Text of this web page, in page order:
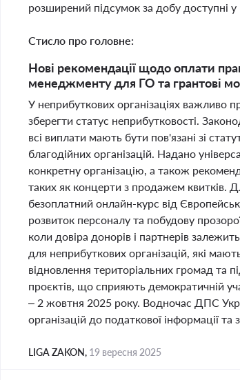
розширений підсумок за добу доступні у
Стисло про головне:
Нові рекомендації щодо оплати
менеджменту для ГО та грантові
У неприбуткових організаціях
зберегти статус неприбутковості.
всі виплати мають бути пов'язані зі
благодійних організацій. Надано
конкретну організацію, а також
таких як концерти з продажем квитків.
безоплатний онлайн-курс від
розвиток персоналу та побудову
коли довіра донорів і партнерів
для неприбуткових організацій, які
відновлення територіальних громад та
проєктів, що сприяють демократичній
– 2 жовтня 2025 року. Водночас ДПС
організацій до податкової інформації та
LIGA ZAKON, 19 вересня 2025